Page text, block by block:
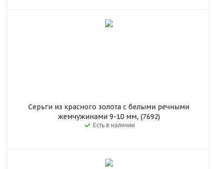
Серьги из красного золота с белыми речными
жемчужинами 9-10 мм, (7692)
Есть в наличии